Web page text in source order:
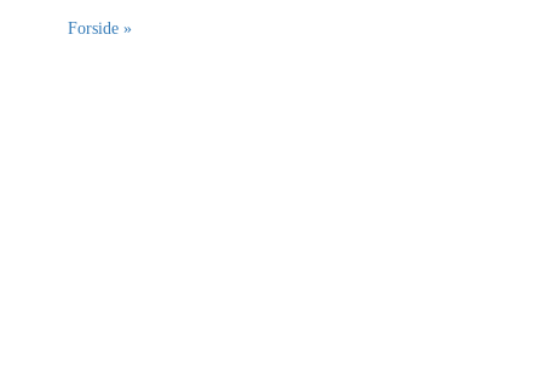
Forside »